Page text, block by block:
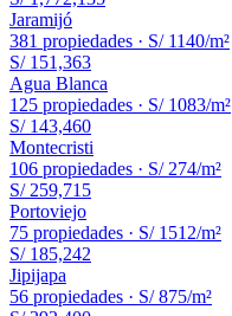
Jaramijó
381 propiedades · S/ 1140/m²
S/ 151,363
Agua Blanca
125 propiedades · S/ 1083/m²
S/ 143,460
Montecristi
106 propiedades · S/ 274/m²
S/ 259,715
Portoviejo
75 propiedades · S/ 1512/m²
S/ 185,242
Jipijapa
56 propiedades · S/ 875/m²